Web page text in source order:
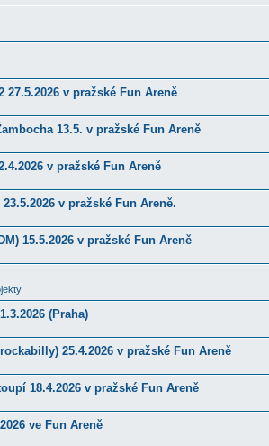
27.5.2026 v pražské Fun Areně
13.5. v pražské Fun Areně
v pražské Fun Areně
v pražské Fun Areně.
15.5.2026 v pražské Fun Areně
(Praha)
25.4.2026 v pražské Fun Areně
18.4.2026 v pražské Fun Areně
ve Fun Areně